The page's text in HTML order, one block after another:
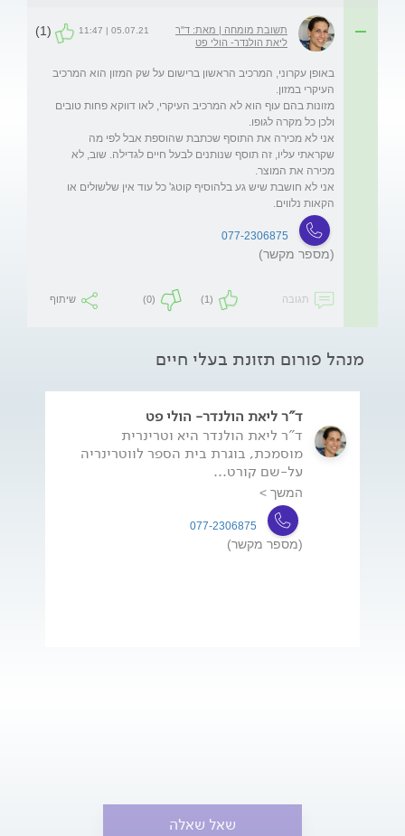
תשובת מומחה | מאת: ד"ר
ליאת הולנדר- הולי פט
05.07.21 | 11:47
(1)
באופן עקרוני, המרכיב הראשון ברישום על שק המזון הוא המרכיב
מזונות בהם עוף הוא לא המרכיב העיקרי, לאו דווקא פחות טובים
אני לא מכירה את התוסף שכתבת שהוספת אבל לפי מה
שקראתי עליו, זה תוסף שנותנים לבעל חיים לגדילה. שוב, לא
אני לא חושבת שיש גע בלהוסיף קוטג' כל עוד אין שלשולים או
הקאות נלווים.
077-2306875
(מספר מקשר)
תגובה (1)
(0) שיתוף
מנהל פורום תזונת בעלי חיים
ד"ר ליאת הולנדר- הולי פט
ד"ר ליאת הולנדר היא וטרינרית
מוסמכת, בוגרת בית הספר לווטרינריה
על-שם קורט...
המשך >
077-2306875
(מספר מקשר)
שאל שאלה